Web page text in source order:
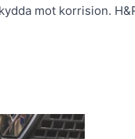
mot korrision.